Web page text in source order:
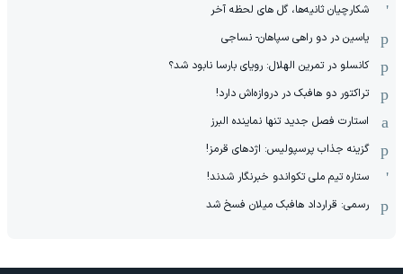
شکارچیان ثانیه‌ها، گل های لحظه آخر
یاسین در دو راهی سپاهان- نساجی
کانسلو در تمرین الهلال: رویای بارسا نابود شد؟
تراکتور دو هافبک در دروازه‌اش دارد!
استارت فصل جدید تنها نماینده البرز
گزینه جذاب پرسپولیس: اژدهای قرمز!
ستاره تیم ملی تکواندو خبرنگار شدند!
رسمی: قرارداد هافبک میلان فسخ شد